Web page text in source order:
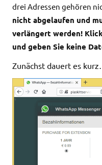
drei Adressen gehören
nicht abgelaufen und
verlängert werden!
und geben Sie keine
Zunächst dauert es